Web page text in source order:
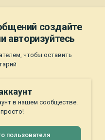
создайте
авторизуйтесь
чтобы оставить
в нашем сообществе.
пользователя